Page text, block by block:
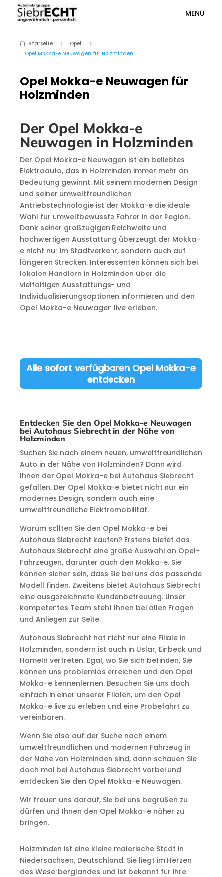
MENÜ
 Starseite 5 Opel
5
Opel Mokka-e Neuwagen für Holzminden
Opel Mokka-e Neuwagen für
Holzminden
Der Opel Mokka-e
Neuwagen in Holzminden
Der Opel Mokka-e Neuwagen ist ein beliebtes
Elektroauto, das in Holzminden immer mehr an
Bedeutung gewinnt. Mit seinem modernen Design
und seiner umweltfreundlichen
Antriebstechnologie ist der Mokka-e die ideale
Wahl für umweltbewusste Fahrer in der Region.
Dank seiner großzügigen Reichweite und
hochwertigen Ausstattung überzeugt der Mokka-
e nicht nur im Stadtverkehr, sondern auch auf
längeren Strecken. Interessenten können sich bei
lokalen Händlern in Holzminden über die
vielfältigen Ausstattungs- und
Individualisierungsoptionen informieren und den
Opel Mokka-e Neuwagen live erleben.
Alle sofort verfügbaren Opel Mokka-e
entdecken
Entdecken Sie den Opel Mokka-e Neuwagen
bei Autohaus Siebrecht in der Nähe von
Holzminden
Suchen Sie nach einem neuen, umweltfreundlichen
Auto in der Nähe von Holzminden? Dann wird
Ihnen der Opel Mokka-e bei Autohaus Siebrecht
gefallen. Der Opel Mokka-e bietet nicht nur ein
modernes Design, sondern auch eine
umweltfreundliche Elektromobilität.
Warum sollten Sie den Opel Mokka-e bei
Autohaus Siebrecht kaufen? Erstens bietet das
Autohaus Siebrecht eine große Auswahl an Opel-
Fahrzeugen, darunter auch den Mokka-e. Sie
können sicher sein, dass Sie bei uns das passende
Modell finden. Zweitens bietet Autohaus Siebrecht
eine ausgezeichnete Kundenbetreuung. Unser
kompetentes Team steht Ihnen bei allen Fragen
und Anliegen zur Seite.
Autohaus Siebrecht hat nicht nur eine Filiale in
Holzminden, sondern ist auch in Uslar, Einbeck und
Hameln vertreten. Egal, wo Sie sich befinden, Sie
können uns problemlos erreichen und den Opel
Mokka-e kennenlernen. Besuchen Sie uns doch
einfach in einer unserer Filialen, um den Opel
Mokka-e live zu erleben und eine Probefahrt zu
vereinbaren.
Wenn Sie also auf der Suche nach einem
umweltfreundlichen und modernen Fahrzeug in
der Nähe von Holzminden sind, dann schauen Sie
doch mal bei Autohaus Siebrecht vorbei und
entdecken Sie den Opel Mokka-e Neuwagen.
Wir freuen uns darauf, Sie bei uns begrüßen zu
dürfen und Ihnen den Opel Mokka-e näher zu
bringen.
Holzminden ist eine kleine malerische Stadt in
Niedersachsen, Deutschland. Sie liegt im Herzen
des Weserberglandes und ist bekannt für ihre